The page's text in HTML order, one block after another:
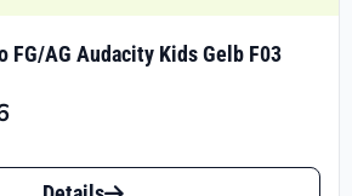
FG/AG Audacity Kids Gelb F03